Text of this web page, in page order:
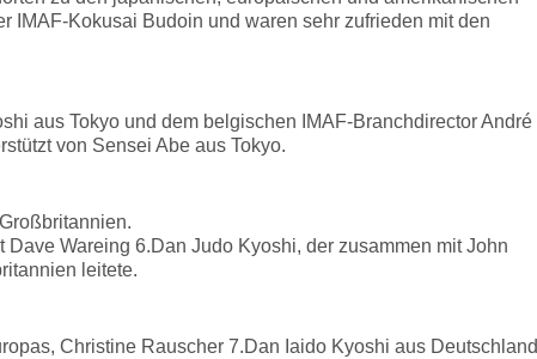
IMAF-Kokusai Budoin und waren sehr zufrieden mit den
aus Tokyo und dem belgischen IMAF-Branchdirector André
von Sensei Abe aus Tokyo.
Wareing 6.Dan Judo Kyoshi, der zusammen mit John
leitete.
Christine Rauscher 7.Dan Iaido Kyoshi aus Deutschland